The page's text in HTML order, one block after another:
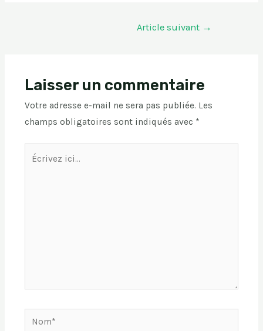
Article suivant →
Laisser un commentaire
Votre adresse e-mail ne sera pas publiée. Les
champs obligatoires sont indiqués avec *
Écrivez
Nom*